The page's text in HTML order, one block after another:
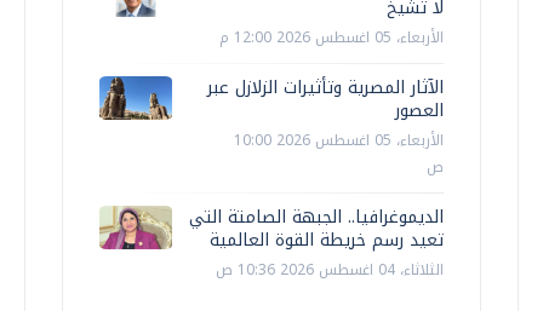
لا تشيخ
الأربعاء، 05 اغسطس 2026 12:00 م
الآثار المصرية وتأثيرات الزلازل عبر
العصور
الأربعاء، 05 اغسطس 2026 10:00
ص
الديموغرافيا.. الجبهة الصامتة التي
تعيد رسم خريطة القوة العالمية
الثلاثاء، 04 اغسطس 2026 10:36 ص